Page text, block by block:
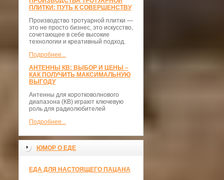
ПЛИТКИ: ПУТЬ К СОВЕРШЕНСТВУ
Производство тротуарной плитки —
это не просто бизнес, это искусство,
сочетающее в себе высокие
технологии и креативный подход.
Подробнее...
АНТЕННЫ КВ: ВЫБОР И ЦЕНЫ –
КАК ПОЛУЧИТЬ МАКСИМАЛЬНУЮ
ВЫГОДУ
Антенны для коротковолнового
диапазона (КВ) играют ключевую
роль для радиолюбителей
Подробнее...
ЮМОР О ЕДЕ
ЕДА ДЛЯ НАСТОЯЩЕГО ПАЦАНА